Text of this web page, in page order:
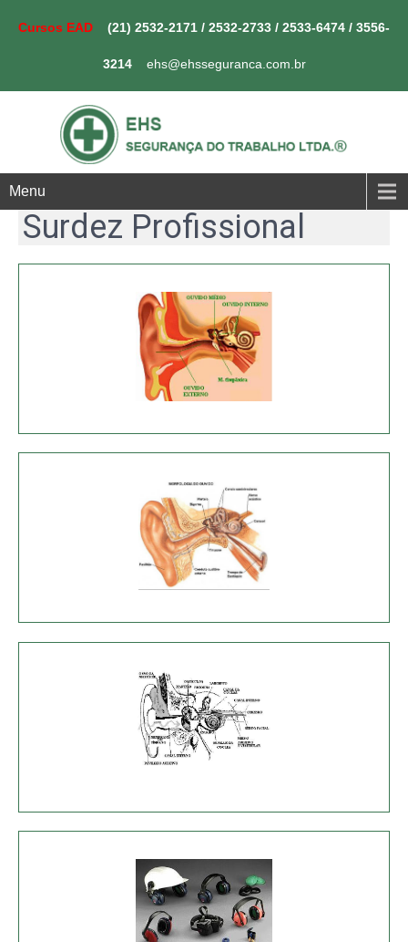
Cursos EAD (21) 2532-2171 / 2532-2733 / 2533-6474 / 3556-
3214 ehs@ehsseguranca.com.br
Menu
Surdez Profissional